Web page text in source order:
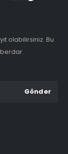
olabilirsiniz. Bu